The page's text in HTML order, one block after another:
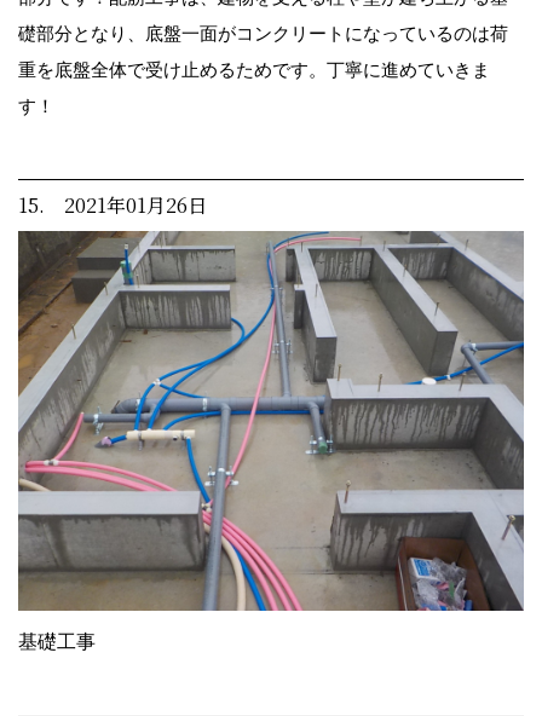
礎部分となり、底盤一面がコンクリートになっているのは荷
重を底盤全体で受け止めるためです。丁寧に進めていきま
す！
15. 2021年01月26日
基礎工事